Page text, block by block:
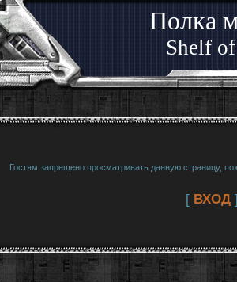
Полка
Shelf
Гостям запрещено просматривать данную страницу,
[ ВХОД]